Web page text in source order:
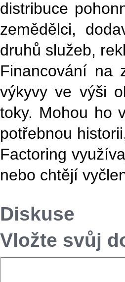
distribuce
zemědělci,
druhů služeb,
Financování na
výkyvy ve výši
toky. Mohou ho
potřebnou
Factoring
nebo chtějí
Diskuse
Vložte svůj